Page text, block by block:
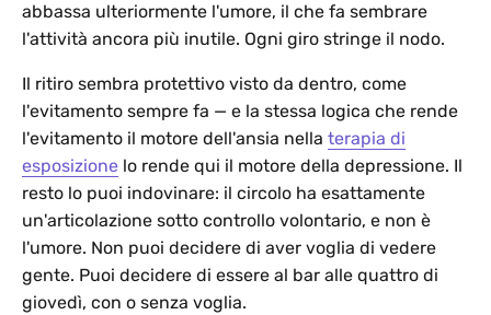
abbassa ulteriormente l'umore, il che fa sembrare
l'attività ancora più inutile. Ogni giro stringe il nodo.
Il ritiro sembra protettivo visto da dentro, come
l'evitamento sempre fa — e la stessa logica che rende
l'evitamento il motore dell'ansia nella terapia di
esposizione lo rende qui il motore della depressione. Il
resto lo puoi indovinare: il circolo ha esattamente
un'articolazione sotto controllo volontario, e non è
l'umore. Non puoi decidere di aver voglia di vedere
gente. Puoi decidere di essere al bar alle quattro di
giovedì, con o senza voglia.